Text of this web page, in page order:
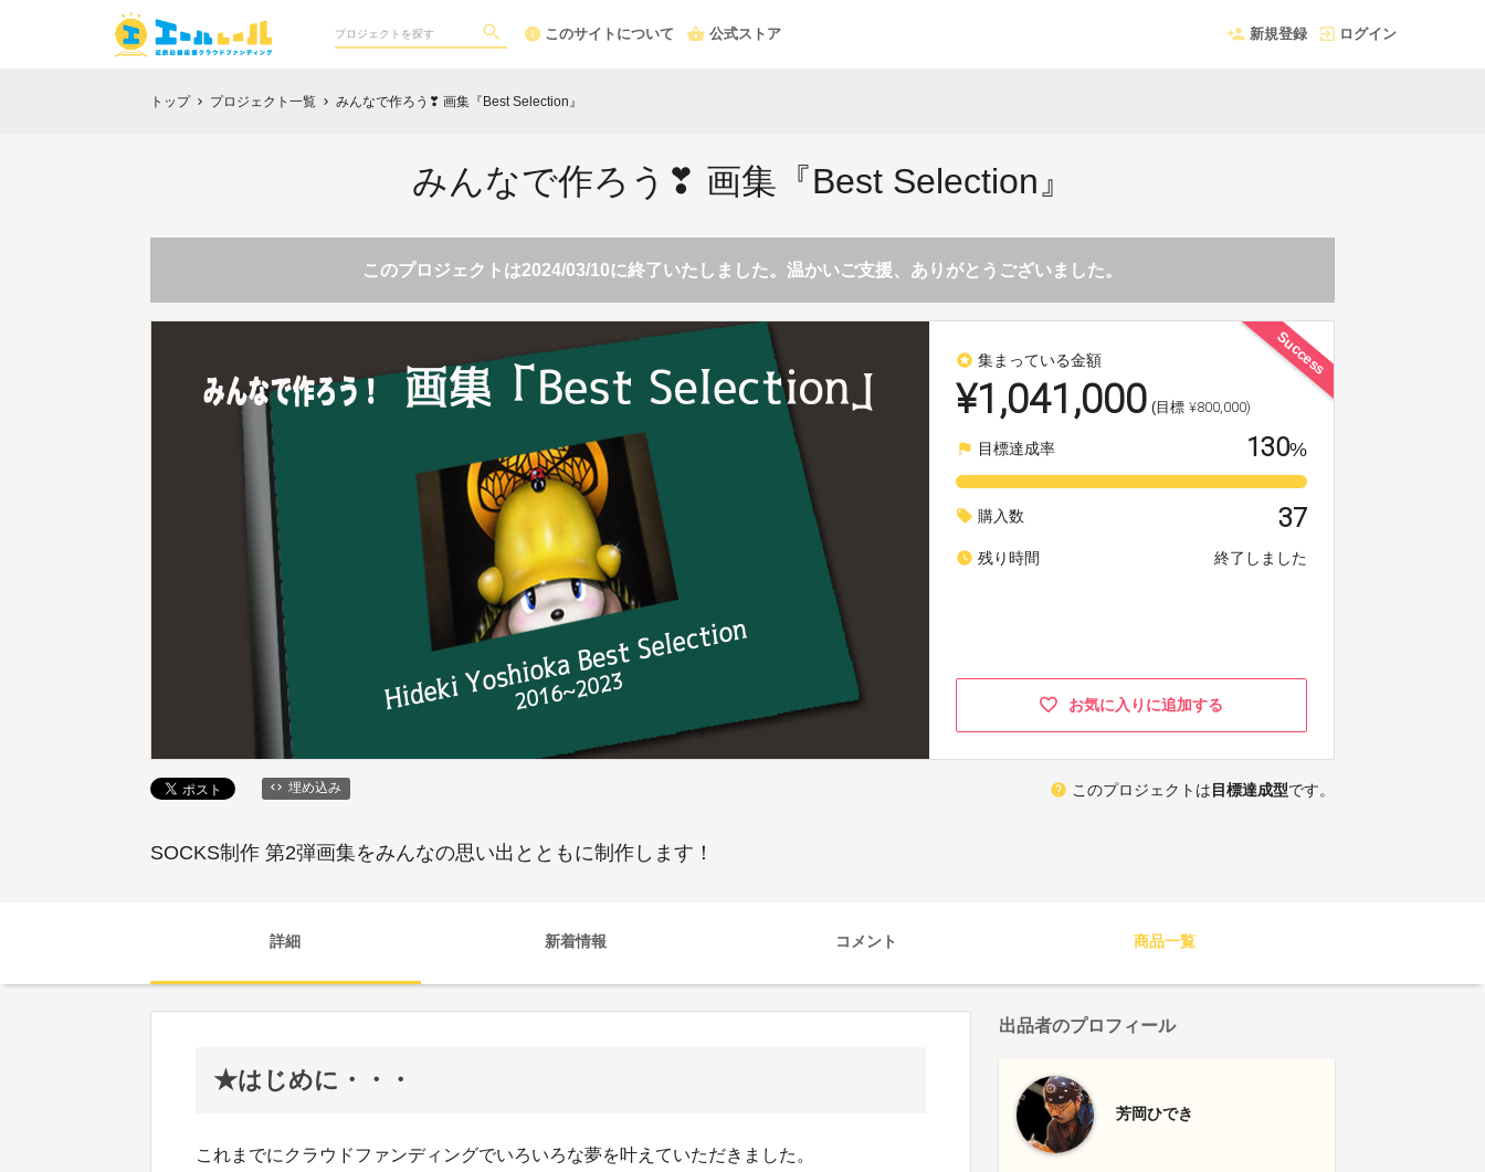
このサイトについて 公式ストア 新規登録 ログイン
トップ chevron_right プロジェクト一覧 chevron_right みんなで作ろう❣ 画集『Best Selection』
みんなで作ろう❣ 画集『Best Selection』
このプロジェクトは2024/03/10に終了いたしました。温かいご支援、ありがとうございました。
Success
stars 集まっている金額
¥1,041,000 (目標 ¥800,000)
flag 目標達成率 130%
local_offer 購入数 37
watch_later 残り時間 終了しました
お気に入りに追加する
埋め込み help このプロジェクトは目標達成型です。
SOCKS制作 第2弾画集をみんなの思い出とともに制作します！
詳細 新着情報 コメント 商品一覧
★はじめに・・・
これまでにクラウドファンディングでいろいろな夢を叶えていただきました。
出品者のプロフィール
芳岡ひでき